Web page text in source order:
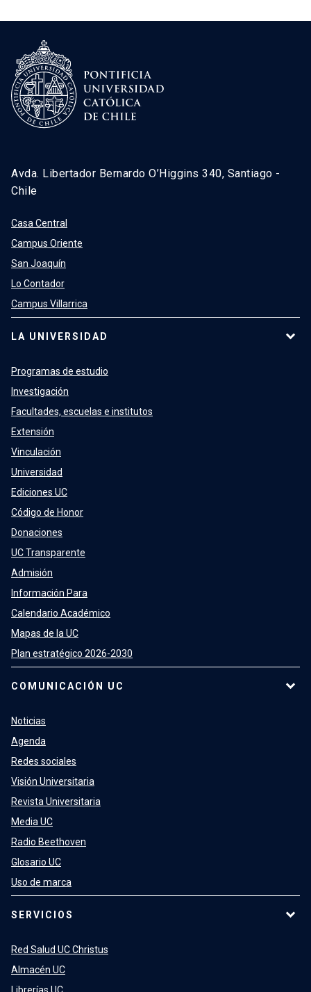
Avda. Libertador Bernardo O’Higgins 340, Santiago -
Chile
Casa Central
Campus Oriente
San Joaquín
Lo Contador
Campus Villarrica
LA UNIVERSIDAD
Programas de estudio
Investigación
Facultades, escuelas e institutos
Extensión
Vinculación
Universidad
Ediciones UC
Código de Honor
Donaciones
UC Transparente
Admisión
Información Para
Calendario Académico
Mapas de la UC
Plan estratégico 2026-2030
COMUNICACIÓN UC
Noticias
Agenda
Redes sociales
Visión Universitaria
Revista Universitaria
Media UC
Radio Beethoven
Glosario UC
Uso de marca
SERVICIOS
Red Salud UC Christus
Almacén UC
Librerías UC